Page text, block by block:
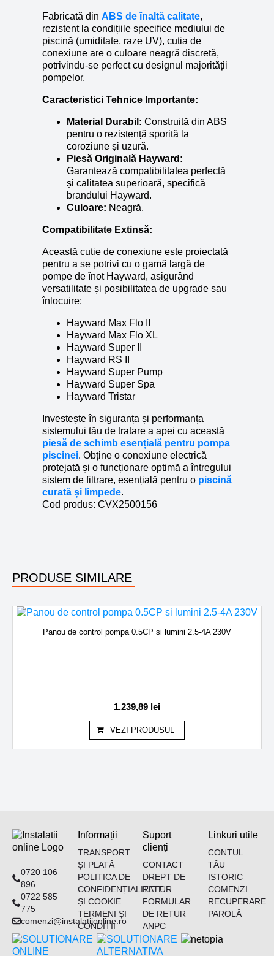
Fabricată din ABS de înaltă calitate,
rezistent la condițiile specifice mediului de
piscină (umiditate, raze UV), cutia de
conexiune are o culoare neagră discretă,
potrivindu-se perfect cu designul majorității
pompelor.
Caracteristici Tehnice Importante:
Material Durabil: Construită din ABS
pentru o rezistență sporită la
coroziune și uzură.
Piesă Originală Hayward:
Garantează compatibilitatea perfectă
și calitatea superioară, specifică
brandului Hayward.
Culoare: Neagră.
Compatibilitate Extinsă:
Această cutie de conexiune este proiectată
pentru a se potrivi cu o gamă largă de
pompe de înot Hayward, asigurând
versatilitate și posibilitatea de upgrade sau
înlocuire:
Hayward Max Flo II
Hayward Max Flo XL
Hayward Super II
Hayward RS II
Hayward Super Pump
Hayward Super Spa
Hayward Tristar
Investește în siguranța și performanța
sistemului tău de tratare a apei cu această
piesă de schimb esențială pentru pompa
piscinei. Obține o conexiune electrică
protejată și o funcționare optimă a întregului
sistem de filtrare, esențială pentru o piscină
curată și limpede.
Cod produs: CVX2500156
PRODUSE SIMILARE
Panou de control pompa 0.5CP si lumini 2.5-4A 230V
1.239,89 lei
VEZI PRODUSUL
0720 106
896
0722 585
775
comenzi@instalatiionline.ro
Informații
TRANSPORT
ȘI PLATĂ
POLITICA DE
CONFIDENȚIALITATE
ȘI COOKIE
TERMENI ȘI
CONDIȚII
Suport
clienți
CONTACT
DREPT DE
RETUR
FORMULAR
DE RETUR
ANPC
Linkuri utile
CONTUL
TĂU
ISTORIC
COMENZI
RECUPERARE
PAROLĂ